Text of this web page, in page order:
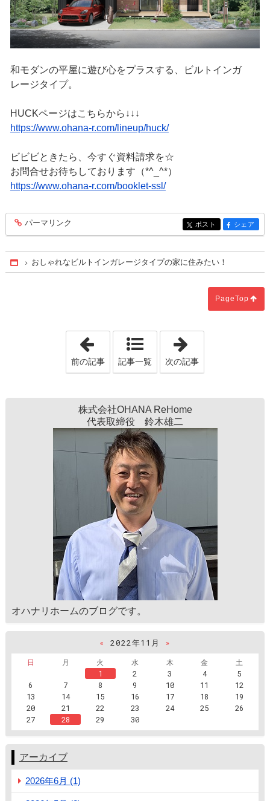
和モダンの平屋に遊び心をプラスする、ビルトインガ
レージタイプ。
HUCKページはこちらから↓↓↓
https://www.ohana-r.com/lineup/huck/
ビビビときたら、今すぐ資料請求を☆
お問合せお待ちしております（*^_^*）
https://www.ohana-r.com/booklet-ssl/
entry295
パーマリンク entry295
ポスト entry295
シェア
Home
おしゃれなビルトインガレージタイプの家に住みたい！
PageTop
「丈夫な家づくり、とは。」
前の記事 記事一覧 次の記事
株式会社OHANA ReHome
代表取締役 鈴木雄二
オハナリホームのブログです。
« 2022年11月
»
日
月 火 水 木 金
土
1
2 3 4
5
6
7 8 9 10 11
12
13
14 15 16 17 18
19
20
21 22 23 24 25
26
27
28 29 30
アーカイブ
2026年6月 (1)